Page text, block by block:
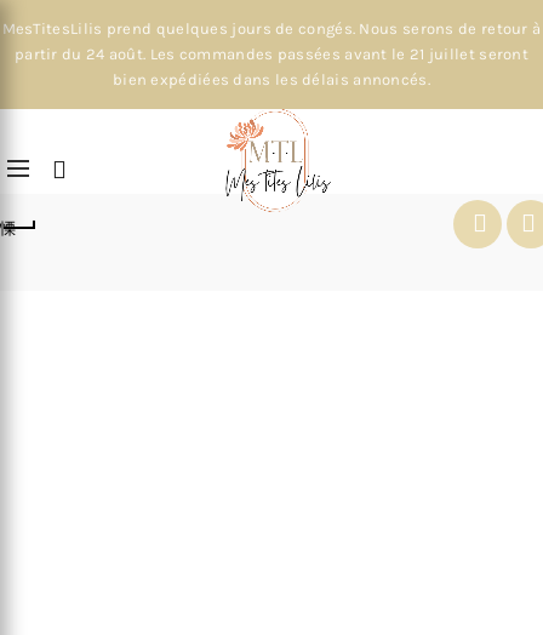
MesTitesLilis prend quelques jours de congés. Nous serons de retour à
partir du 24 août. Les commandes passées avant le 21 juillet seront
bien expédiées dans les délais annoncés.